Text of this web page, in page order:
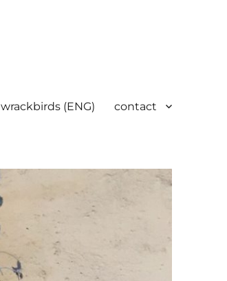
wrackbirds (ENG) contact